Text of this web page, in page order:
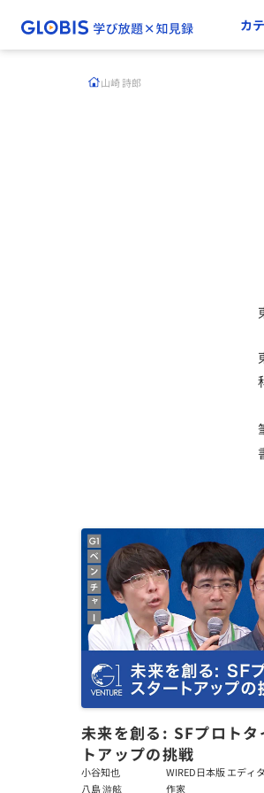
カ
山崎 詩郎
未来を創る: SFプロト
トアップの挑戦
小谷知也
WIRED日本版 エディ
八島 游舷
作家